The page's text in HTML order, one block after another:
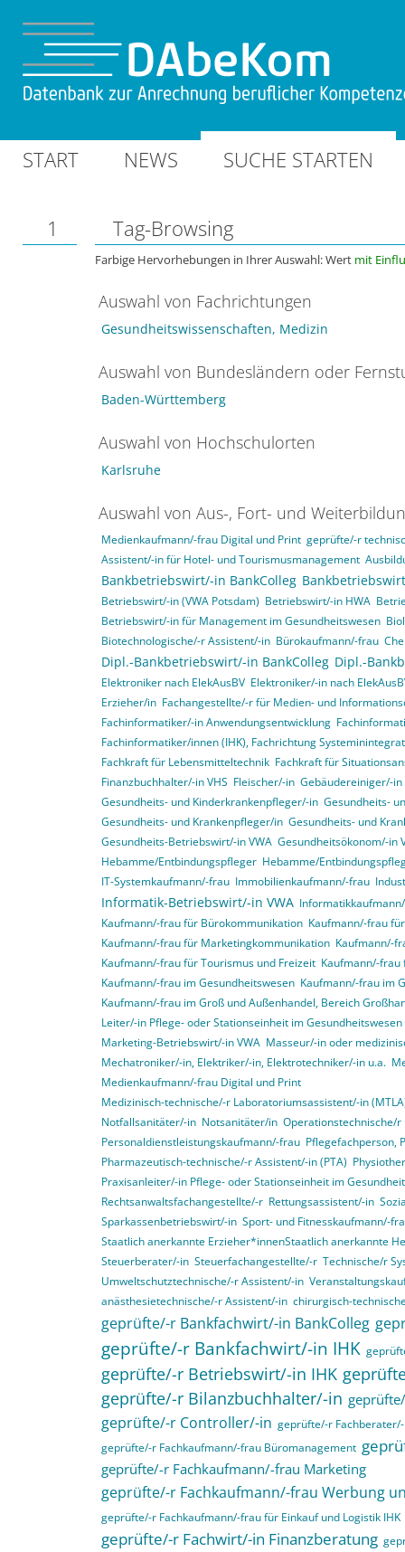
START NEWS SUCHE STARTEN
1 Tag-Browsing
Farbige Hervorhebungen in Ihrer Auswahl: Wert mit
Auswahl von Fachrichtungen
Gesundheitswissenschaften, Medizin
Auswahl von Bundesländern oder
Baden-Württemberg
Auswahl von Hochschulorten
Karlsruhe
Auswahl von Aus-, Fort- und
Medienkaufmann/-frau Digital und Print geprüfte/-r
Assistent/-in für Hotel- und Tourismusmanagement
Bankbetriebswirt/-in BankColleg
Betriebswirt/-in (VWA Potsdam) Betriebswirt/-in HWA
Betriebswirt/-in für Management im Gesundheitswesen
Biotechnologische/-r Assistent/-in Bürokaufmann/-frau
Dipl.-Bankbetriebswirt/-in BankColleg Dipl.-
Elektroniker nach ElekAusBV Elektroniker/-in nach
Erzieher/in Fachangestellte/-r für Medien- und
Fachinformatiker/-in Anwendungsentwicklung
Fachinformatiker/innen (IHK), Fachrichtung
Fachkraft für Lebensmitteltechnik Fachkraft für
Finanzbuchhalter/-in VHS Fleischer/-in Gebäudereiniger/-in
Gesundheits- und Kinderkrankenpfleger/-in Gesundheits-
Gesundheits- und Krankenpfleger/in Gesundheits- und
Gesundheits-Betriebswirt/-in VWA Gesundheitsökonom/-in
Hebamme/Entbindungspfleger Hebamme/
IT-Systemkaufmann/-frau Immobilienkaufmann/-frau
Informatik-Betriebswirt/-in VWA
Kaufmann/-frau für Bürokommunikation Kaufmann/-frau
Kaufmann/-frau für Marketingkommunikation Kaufmann/-
Kaufmann/-frau für Tourismus und Freizeit Kaufmann/-frau
Kaufmann/-frau im Gesundheitswesen Kaufmann/-frau im
Kaufmann/-frau im Groß und Außenhandel, Bereich
Leiter/-in Pflege- oder Stationseinheit im Gesundheitswesen
Marketing-Betriebswirt/-in VWA Masseur/-in oder
Mechatroniker/-in, Elektriker/-in, Elektrotechniker/-in u.a.
Medienkaufmann/-frau Digital und Print
Medizinisch-technische/-r Laboratoriumsassistent/-in
Notfallsanitäter/-in Notsanitäter/in Operationstechnische/
Personaldienstleistungskaufmann/-frau Pflegefachperson,
Pharmazeutisch-technische/-r Assistent/-in (PTA)
Praxisanleiter/-in Pflege- oder Stationseinheit im
Rechtsanwaltsfachangestellte/-r Rettungsassistent/-in
Sparkassenbetriebswirt/-in Sport- und Fitnesskaufmann/-
Staatlich anerkannte Erzieher*innenStaatlich anerkannte
Steuerberater/-in Steuerfachangestellte/-r Technische/r
Umweltschutztechnische/-r Assistent/-in
anästhesietechnische/-r Assistent/-in chirurgisch-
geprüfte/-r Bankfachwirt/-in BankColleg
geprüfte/-r Bankfachwirt/-in IHK
geprüfte/-r Betriebswirt/-in IHK
geprüfte/-r Bilanzbuchhalter/-in
geprüfte/-r Controller/-in geprüfte/-r
geprüfte/-r Fachkaufmann/-frau Büromanagement
geprüfte/-r Fachkaufmann/-frau Marketing
geprüfte/-r Fachkaufmann/-frau Werbung
geprüfte/-r Fachkaufmann/-frau für Einkauf und Logistik IHK
geprüfte/-r Fachwirt/-in Finanzberatung